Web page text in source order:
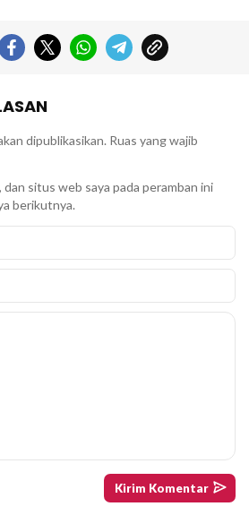
dipublikasikan. Ruas yang wajib
dan situs web saya pada peramban ini
berikutnya.